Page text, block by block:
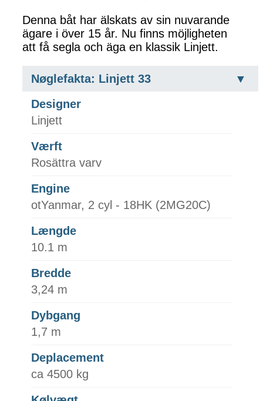
Denna båt har älskats av sin nuvarande
ägare i över 15 år. Nu finns möjligheten
att få segla och äga en klassik Linjett.
Nøglefakta: Linjett 33
Designer
Linjett
Værft
Rosättra varv
Engine
otYanmar, 2 cyl - 18HK (2MG20C)
Længde
10.1 m
Bredde
3,24 m
Dybgang
1,7 m
Deplacement
ca 4500 kg